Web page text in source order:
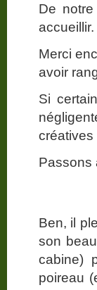
De
accueillir.
Merci
avoir
Si
Passons
Ben, il
son
cabine)
poireau